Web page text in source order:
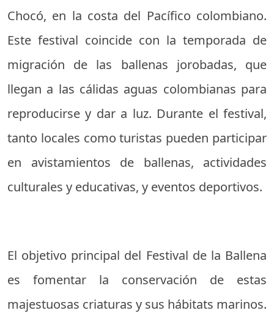
Chocó, en la costa del Pacífico colombiano.
Este festival coincide con la temporada de
migración de las ballenas jorobadas, que
llegan a las cálidas aguas colombianas para
reproducirse y dar a luz. Durante el festival,
tanto locales como turistas pueden participar
en avistamientos de ballenas, actividades
culturales y educativas, y eventos deportivos.
El objetivo principal del Festival de la Ballena
es fomentar la conservación de estas
majestuosas criaturas y sus hábitats marinos.